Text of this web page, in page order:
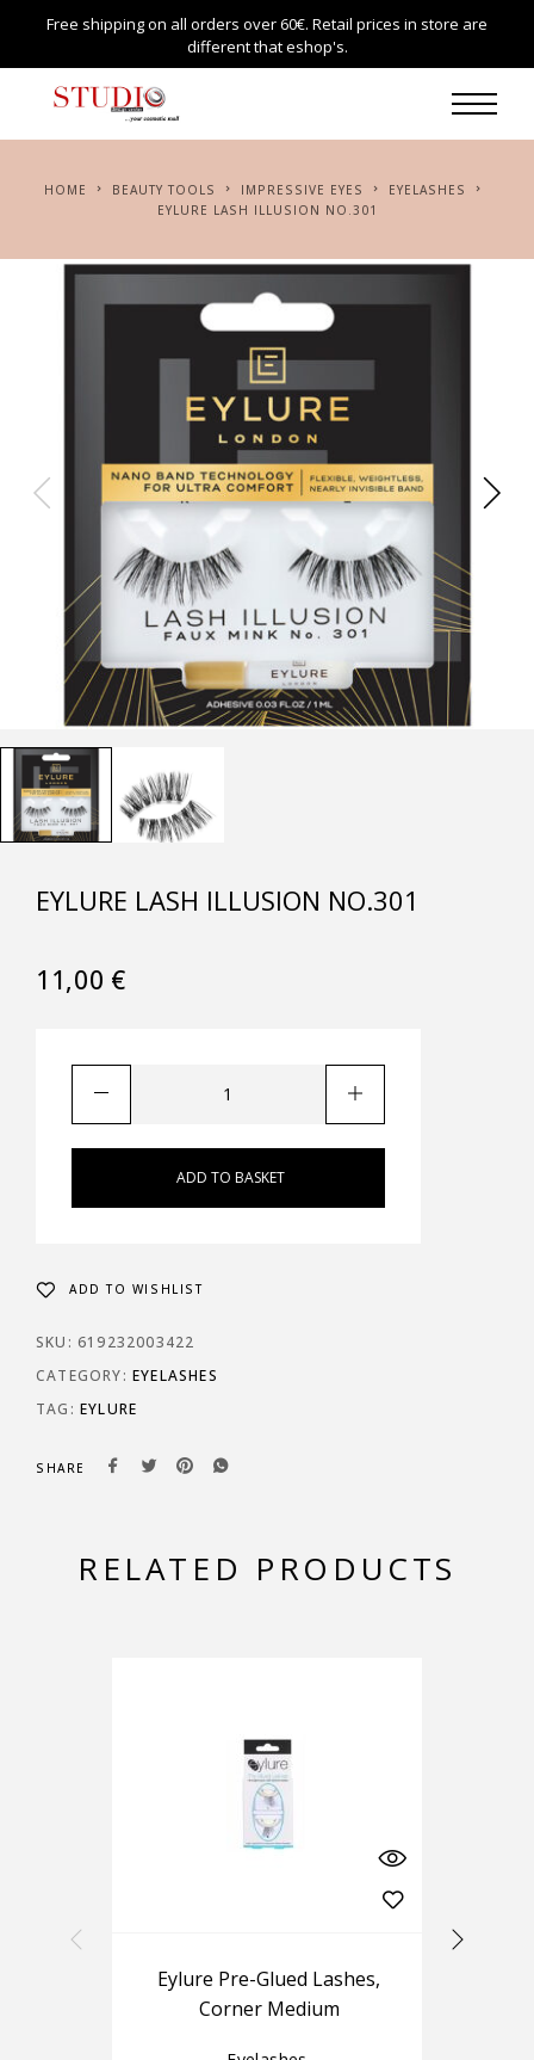
Free shipping on all orders over 60€. Retail prices in store are
different that eshop's.
HOME BEAUTY TOOLS IMPRESSIVE EYES
EYELASHES
EYLURE LASH ILLUSION NO.301
EYLURE LASH ILLUSION NO.301
11,00 €
ADD TO BASKET
ADD TO WISHLIST
SKU: 619232003422
CATEGORY: EYELASHES
TAG: EYLURE
SHARE
RELATED PRODUCTS
Eylure Pre-Glued Lashes,
Corner Medium